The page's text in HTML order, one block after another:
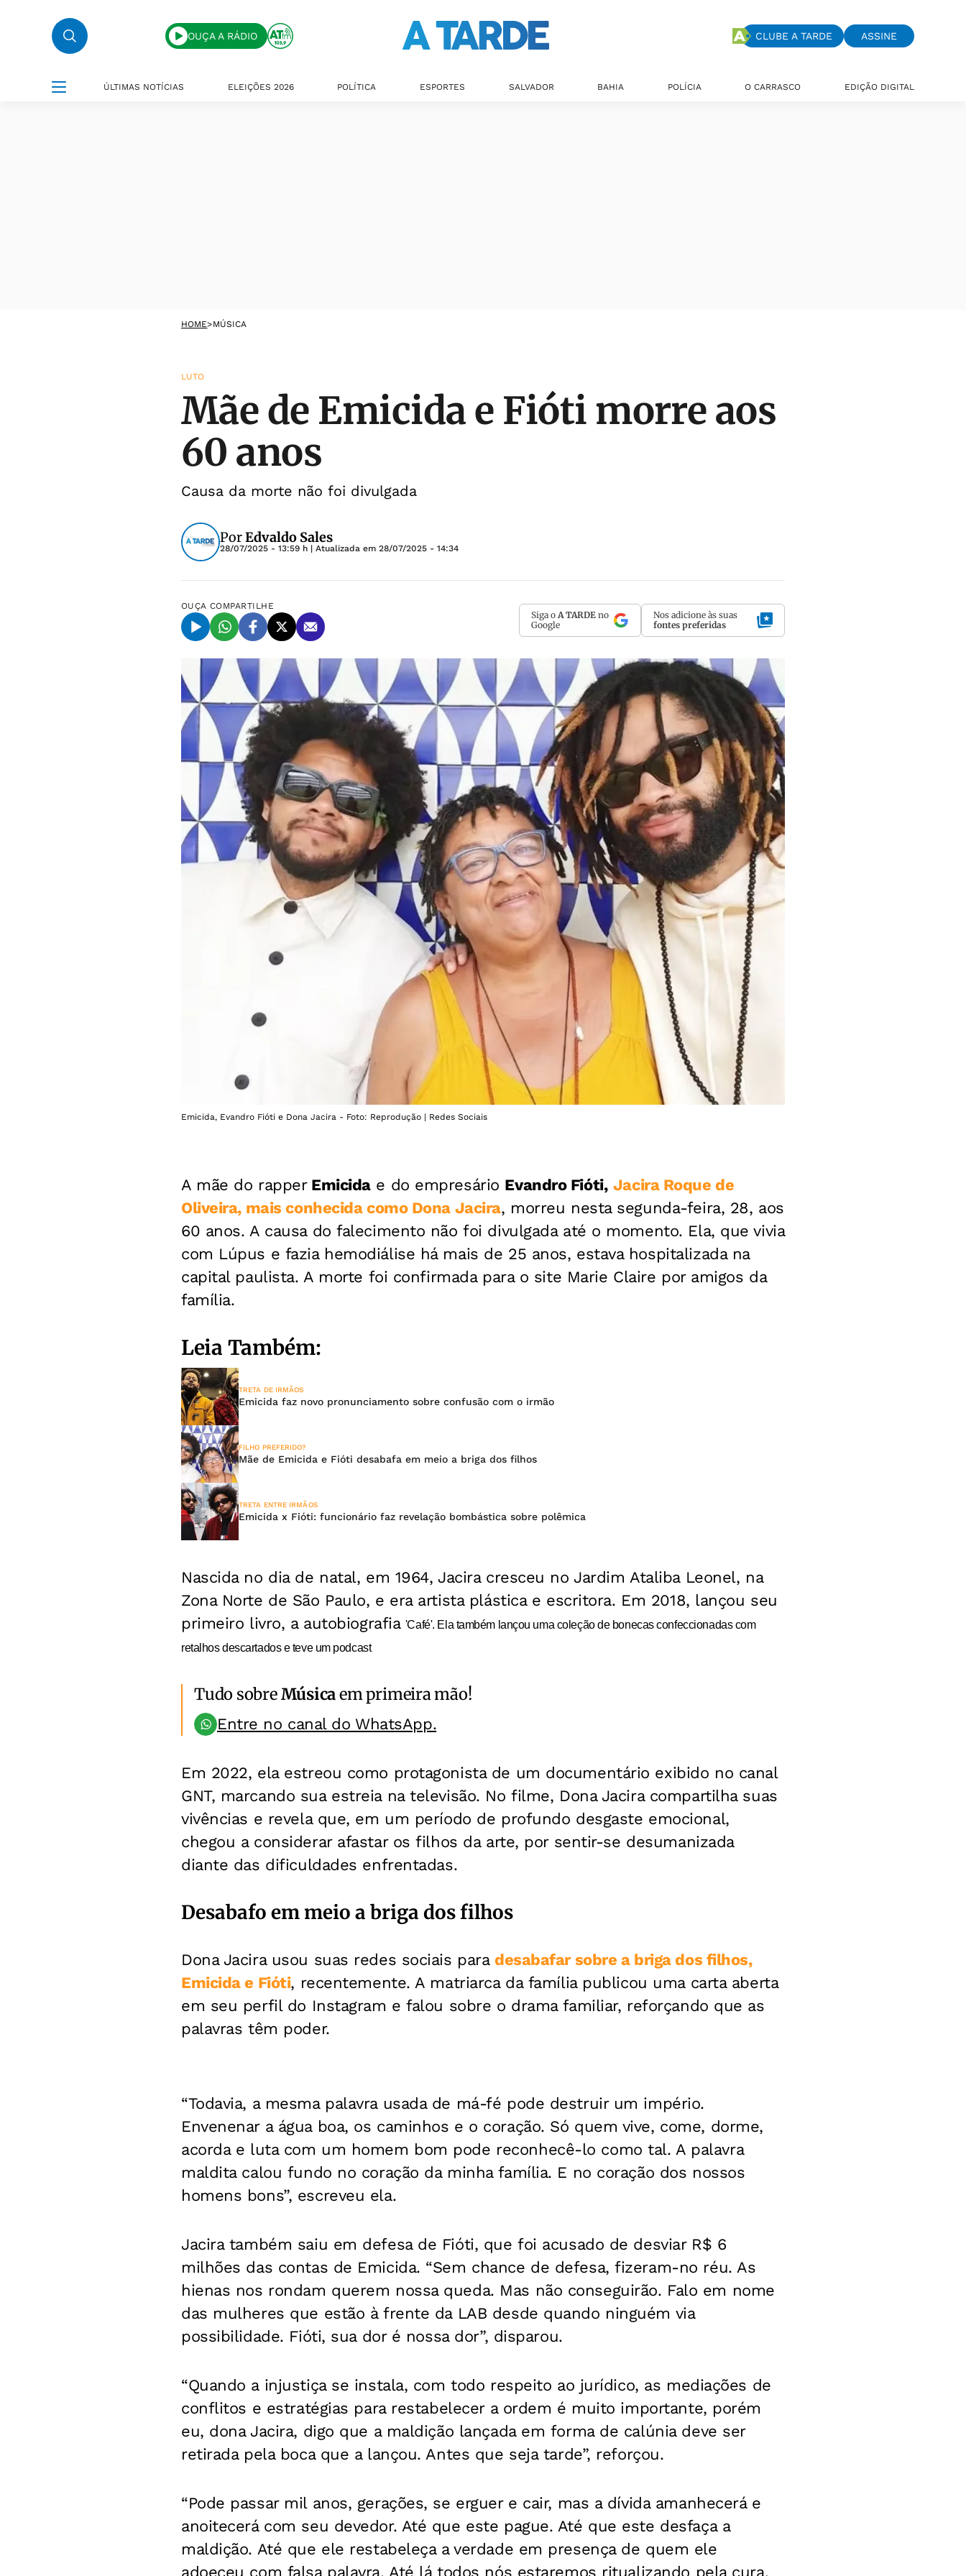
OUÇA A RÁDIO CLUBE A TARDE ASSINE
ÚLTIMAS NOTÍCIAS ELEIÇÕES 2026 POLÍTICA ESPORTES SALVADOR BAHIA POLÍCIA O CARRASCO EDIÇÃO DIGITAL
HOME>MÚSICA
LUTO
Mãe de Emicida e Fióti morre aos
60 anos
Causa da morte não foi divulgada
PorEdvaldo Sales
28/07/2025 - 13:59 h | Atualizada em 28/07/2025 - 14:34
OUÇA COMPARTILHE
Siga o A TARDE no
Google
Nos adicione às suas
fontes preferidas
Emicida, Evandro Fióti e Dona Jacira - Foto: Reprodução | Redes Sociais
A mãe do rapperEmicidae do empresário Evandro Fióti, Jacira Roque de
Oliveira, mais conhecida como Dona Jacira, morreu nesta segunda-feira, 28, aos
60 anos. A causa do falecimento não foi divulgada até o momento. Ela, que vivia
com Lúpus e fazia hemodiálise há mais de 25 anos, estava hospitalizada na
capital paulista. A morte foi confirmada para o site Marie Claire por amigos da
família.
Leia Também:
TRETA DE IRMÃOS
Emicida faz novo pronunciamento sobre confusão com o irmão
FILHO PREFERIDO?
Mãe de Emicida e Fióti desabafa em meio a briga dos filhos
TRETA ENTRE IRMÃOS
Emicida x Fióti: funcionário faz revelação bombástica sobre polêmica
Nascida no dia de natal, em 1964, Jacira cresceu no Jardim Ataliba Leonel, na
Zona Norte de São Paulo, e era artista plástica e escritora. Em 2018, lançou seu
primeiro livro, a autobiografia 'Café'. Ela também lançou uma coleção de bonecas confeccionadas com
retalhos descartados e teve um podcast
Tudo sobreMúsicaem primeira mão!
Entre no canal do WhatsApp.
Em 2022, ela estreou como protagonista de um documentário exibido no canal
GNT, marcando sua estreia na televisão. No filme, Dona Jacira compartilha suas
vivências e revela que, em um período de profundo desgaste emocional,
chegou a considerar afastar os filhos da arte, por sentir-se desumanizada
diante das dificuldades enfrentadas.
Desabafo em meio a briga dos filhos
Dona Jacira usou suas redes sociais para desabafar sobre a briga dos filhos,
Emicida e Fióti, recentemente. A matriarca da família publicou uma carta aberta
em seu perfil do Instagram e falou sobre o drama familiar, reforçando que as
palavras têm poder.
“Todavia, a mesma palavra usada de má-fé pode destruir um império.
Envenenar a água boa, os caminhos e o coração. Só quem vive, come, dorme,
acorda e luta com um homem bom pode reconhecê-lo como tal. A palavra
maldita calou fundo no coração da minha família. E no coração dos nossos
homens bons”, escreveu ela.
Jacira também saiu em defesa de Fióti, que foi acusado de desviar R$ 6
milhões das contas de Emicida. “Sem chance de defesa, fizeram-no réu. As
hienas nos rondam querem nossa queda. Mas não conseguirão. Falo em nome
das mulheres que estão à frente da LAB desde quando ninguém via
possibilidade. Fióti, sua dor é nossa dor”, disparou.
“Quando a injustiça se instala, com todo respeito ao jurídico, as mediações de
conflitos e estratégias para restabelecer a ordem é muito importante, porém
eu, dona Jacira, digo que a maldição lançada em forma de calúnia deve ser
retirada pela boca que a lançou. Antes que seja tarde”, reforçou.
“Pode passar mil anos, gerações, se erguer e cair, mas a dívida amanhecerá e
anoitecerá com seu devedor. Até que este pague. Até que este desfaça a
maldição. Até que ele restabeleça a verdade em presença de quem ele
adoeceu com falsa palavra. Até lá todos nós estaremos ritualizando pela cura.